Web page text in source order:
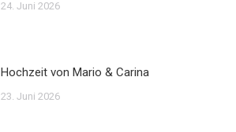
24. Juni 2026
Hochzeit von Mario & Carina
23. Juni 2026